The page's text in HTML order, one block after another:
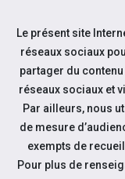
Aller au contenu
À LA
Le présent site
réseaux sociaux
partager du
réseaux sociaux et
Par ailleurs, nous
de mesure
exempts de
Pour plus de